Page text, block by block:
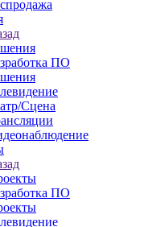
ПО
Сцена
ПО